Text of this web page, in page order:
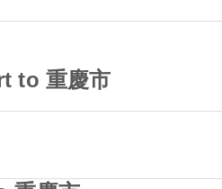
to 重慶市